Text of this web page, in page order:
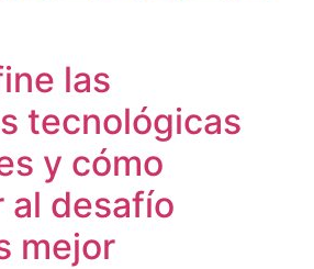
las
tecnológicas
y cómo
al desafío
mejor